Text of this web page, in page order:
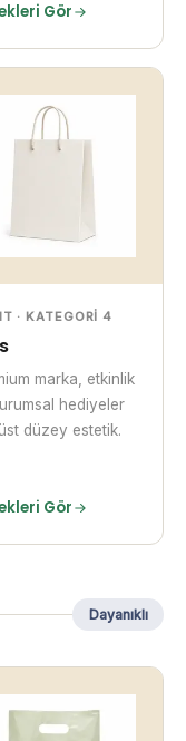
Gör
· KATEGORI 4
marka, etkinlik
hediyeler
düzey estetik.
Gör
Dayanıklı